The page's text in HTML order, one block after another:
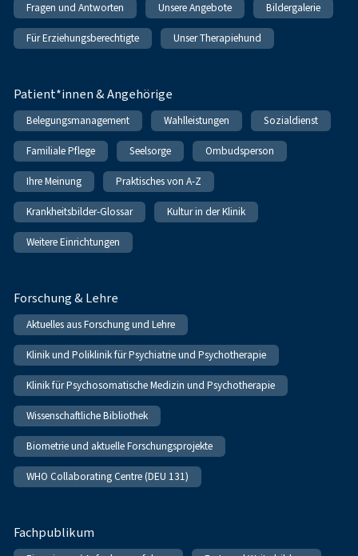
Fragen und Antworten Unsere Angebote Bildergalerie
Für Erziehungsberechtigte Unser Therapiehund
Patient*innen & Angehörige
Belegungsmanagement Wahlleistungen Sozialdienst
Familiale Pflege Seelsorge Ombudsperson
Ihre Meinung Praktisches von A-Z
Krankheitsbilder-Glossar Kultur in der Klinik
Weitere Einrichtungen
Forschung & Lehre
Aktuelles aus Forschung und Lehre
Klinik und Poliklinik für Psychiatrie und Psychotherapie
Klinik für Psychosomatische Medizin und Psychotherapie
Wissenschaftliche Bibliothek
Biometrie und aktuelle Forschungsprojekte
WHO Collaborating Centre (DEU 131)
Fachpublikum